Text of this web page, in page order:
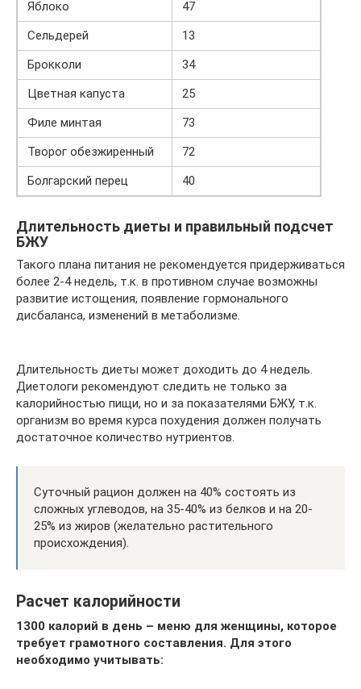
Яблоко
47
Сельдерей
13
Брокколи
34
Цветная капуста
25
Филе минтая
73
Творог обезжиренный
72
Болгарский перец
40
Длительность диеты и правильный подсчет
БЖУ
Такого плана питания не рекомендуется придерживаться
более 2-4 недель, т.к. в противном случае возможны
развитие истощения, появление гормонального
дисбаланса, изменений в метаболизме.
Длительность диеты может доходить до 4 недель.
Диетологи рекомендуют следить не только за
калорийностью пищи, но и за показателями БЖУ, т.к.
организм во время курса похудения должен получать
достаточное количество нутриентов.
Суточный рацион должен на 40% состоять из
сложных углеводов, на 35-40% из белков и на 20-
25% из жиров (желательно растительного
происхождения).
Расчет калорийности
1300 калорий в день – меню для женщины, которое
требует грамотного составления. Для этого
необходимо учитывать: